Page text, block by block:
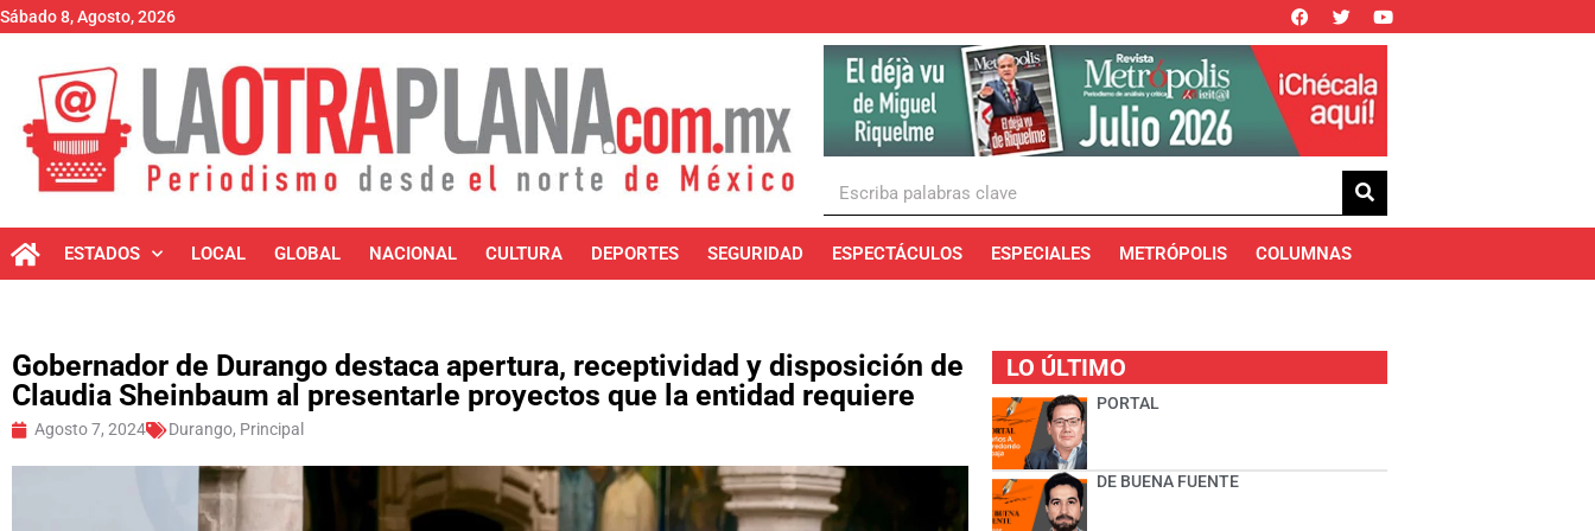
Sábado 8, Agosto, 2026
ESTADOS LOCAL GLOBAL NACIONAL CULTURA DEPORTES SEGURIDAD ESPECTÁCULOS ESPECIALES METRÓPOLIS COLUMNAS
Gobernador de Durango destaca apertura, receptividad y disposición de
Claudia Sheinbaum al presentarle proyectos que la entidad requiere
Agosto 7, 2024 Durango, Principal
LO ÚLTIMO
PORTAL
DE BUENA FUENTE